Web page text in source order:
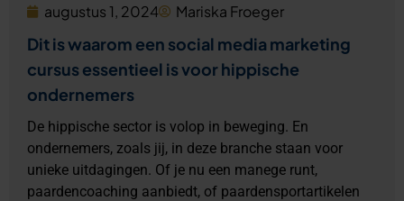
augustus 1, 2024
Mariska Froeger
Dit is waarom een social media marketing
cursus essentieel is voor hippische
ondernemers
De hippische sector is volop in beweging. En
ondernemers, zoals jij, in deze branche staan voor
unieke uitdagingen. Of je nu een manege runt,
paardencoaching aanbiedt, of paardensportartikelen